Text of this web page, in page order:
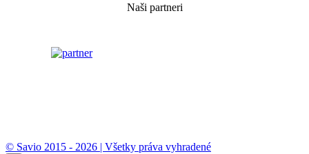
Naši partneri
© Savio 2015 - 2026 | Všetky práva vyhradené